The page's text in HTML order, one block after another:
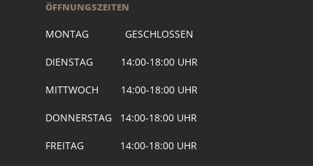
ÖFFNUNGSZEITEN
MONTAG GESCHLOSSEN
DIENSTAG 14:00-18:00 UHR
MITTWOCH 14:00-18:00 UHR
DONNERSTAG 14:00-18:00 UHR
FREITAG 14:00-18:00 UHR